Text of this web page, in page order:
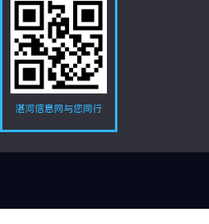
湛河信息网与您同行